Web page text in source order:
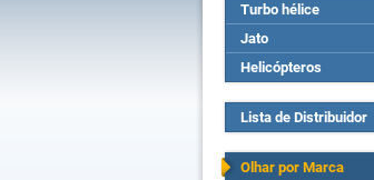
Turbo hélice
Jato
Helicópteros
Lista de Distribuidor
Olhar por Marca